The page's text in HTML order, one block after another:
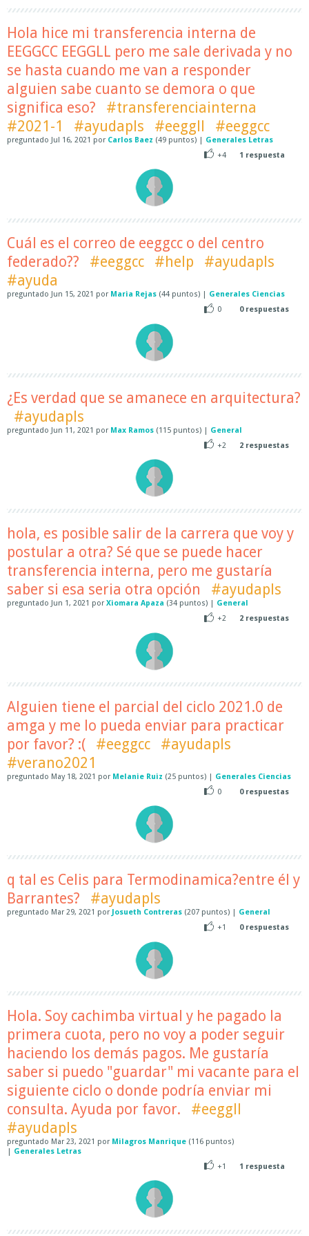
Hola hice mi transferencia interna de
EEGGCC EEGGLL pero me sale derivada y no
se hasta cuando me van a responder
alguien sabe cuanto se demora o que
significa eso?
#transferenciainterna
#2021-1
#ayudapls #eeggll #eeggcc
preguntado Jul 16, 2021 por Carlos Baez (49 puntos) | Generales Letras
+4
1 respuesta
Cuál es el correo de eeggcc o del centro
federado??
#eeggcc #help
#ayudapls
#ayuda
preguntado Jun 15, 2021 por Maria Rejas (44 puntos) | Generales Ciencias
0
0respuestas
¿Es verdad que se amanece en arquitectura?
#ayudapls
preguntado Jun 11, 2021 por Max Ramos (115 puntos) | General
+2
2 respuestas
hola, es posible salir de la carrera que voy y
postular a otra? Sé que se puede hacer
transferencia interna, pero me gustaría
saber si esa seria otra opción
#ayudapls
preguntado Jun 1, 2021 por Xiomara Apaza (34 puntos) | General
+2
2 respuestas
Alguien tiene el parcial del ciclo 2021.0 de
amga y me lo pueda enviar para practicar
por favor? :(
#eeggcc
#ayudapls
#verano2021
preguntado May 18, 2021 por Melanie Ruiz (25 puntos) | Generales Ciencias
0
0respuestas
q tal es Celis para Termodinamica?entre él y
Barrantes?
#ayudapls
preguntado Mar 29, 2021 por Josueth Contreras (207 puntos) | General
+1
0respuestas
Hola. Soy cachimba virtual y he pagado la
primera cuota, pero no voy a poder seguir
haciendo los demás pagos. Me gustaría
saber si puedo "guardar" mi vacante para el
siguiente ciclo o donde podría enviar mi
consulta. Ayuda por favor.
#eeggll
#ayudapls
preguntado Mar 23, 2021 por Milagros Manrique (116 puntos)
| Generales Letras
+1
1 respuesta